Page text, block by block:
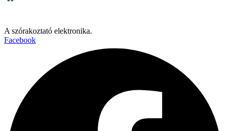
A szórakoztató elektronika.
Facebook